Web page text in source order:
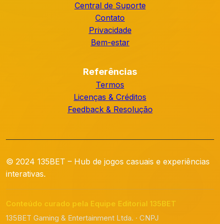
Central de Suporte
Contato
Privacidade
Bem-estar
Referências
Termos
Licenças & Créditos
Feedback & Resolução
© 2024 135BET – Hub de jogos casuais e experiências
interativas.
Conteúdo curado pela Equipe Editorial 135BET
135BET Gaming & Entertainment Ltda. · CNPJ